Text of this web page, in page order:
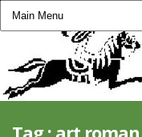
Tag : art roman